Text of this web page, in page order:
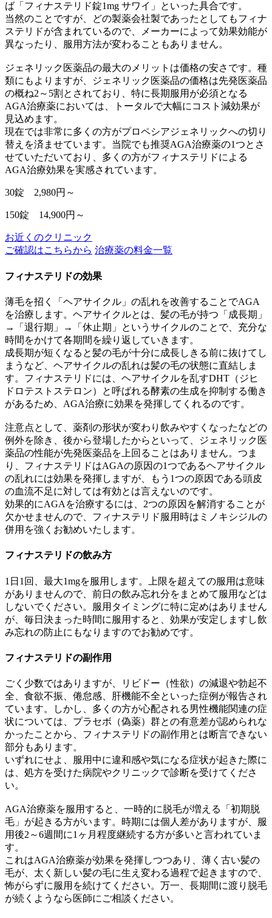
ば「フィナステリド錠1mg サワイ」といった具合です。
当然のことですが、どの製薬会社製であったとしてもフィナ
ステリドが含まれているので、メーカーによって効果効能が
異なったり、服用方法が変わることもありません。
ジェネリック医薬品の最大のメリットは価格の安さです。種
類にもよりますが、ジェネリック医薬品の価格は先発医薬品
の概ね2～5割とされており、特に長期服用が必須となる
AGA治療薬においては、トータルで大幅にコスト減効果が
見込めます。
現在では非常に多くの方がプロペシアジェネリックへの切り
替えを済ませています。当院でも推奨AGA治療薬の1つとさ
せていただいており、多くの方がフィナステリドによる
AGA治療効果を実感されています。
30錠 2,980円～
150錠 14,900円～
お近くのクリニック
ご確認はこちらから 治療薬の料金一覧
フィナステリドの効果
薄毛を招く「ヘアサイクル」の乱れを改善することでAGA
を治療します。ヘアサイクルとは、髪の毛が持つ「成長期」
→「退行期」→「休止期」というサイクルのことで、充分な
時間をかけて各期間を繰り返していきます。
成長期が短くなると髪の毛が十分に成長しきる前に抜けてし
まうなど、ヘアサイクルの乱れは髪の毛の状態に直結しま
す。フィナステリドには、ヘアサイクルを乱すDHT（ジヒ
ドロテストステロン）と呼ばれる酵素の生成を抑制する働き
があるため、AGA治療に効果を発揮してくれるのです。
注意点として、薬剤の形状が変わり飲みやすくなったなどの
例外を除き、後から登場したからといって、ジェネリック医
薬品の性能が先発医薬品を上回ることはありません。つま
り、フィナステリドはAGAの原因の1つであるヘアサイクル
の乱れには効果を発揮しますが、もう1つの原因である頭皮
の血流不足に対しては有効とは言えないのです。
効果的にAGAを治療するには、2つの原因を解消することが
欠かせませんので、フィナステリド服用時はミノキシジルの
併用を強くお勧めいたします。
フィナステリドの飲み方
1日1回、最大1mgを服用します。上限を超えての服用は意味
がありませんので、前日の飲み忘れ分をまとめて服用などは
しないでください。服用タイミングに特に定めはありません
が、毎日決まった時間に服用すると、効果が安定しますし飲
み忘れの防止にもなりますのでお勧めです。
フィナステリドの副作用
ごく少数ではありますが、リビドー（性欲）の減退や勃起不
全、食欲不振、倦怠感、肝機能不全といった症例が報告され
ています。しかし、多くの方が心配される男性機能関連の症
状については、プラセボ（偽薬）群との有意差が認められな
かったことから、フィナステリドの副作用とは断言できない
部分もあります。
いずれにせよ、服用中に違和感や気になる症状が起きた際に
は、処方を受けた病院やクリニックで診断を受けてくださ
い。
AGA治療薬を服用すると、一時的に脱毛が増える「初期脱
毛」が起きる方がいます。時期には個人差がありますが、服
用後2～6週間に1ヶ月程度継続する方が多いと言われていま
す。
これはAGA治療薬が効果を発揮しつつあり、薄く古い髪の
毛が、太く新しい髪の毛に生え変わる過程で起きますので、
怖がらずに服用を続けてください。万一、長期間に渡り脱毛
が続くようなら医師にご相談ください。